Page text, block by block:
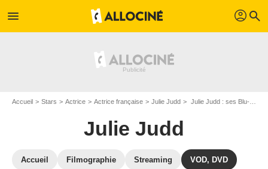
menu profil search
Accueil Stars Actrice Actrice française Julie Judd Julie Judd : ses Blu-Ray, DVD, VOD, SVOD
Julie Judd
Accueil Filmographie Streaming VOD, DVD